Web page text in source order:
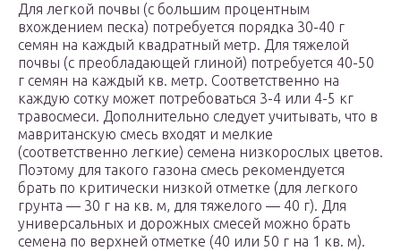
Для легкой почвы (с большим процентным
вхождением песка) потребуется порядка 30-40 г
семян на каждый квадратный метр. Для тяжелой
почвы (с преобладающей глиной) потребуется 40-50
г семян на каждый кв. метр. Соответственно на
каждую сотку может потребоваться 3-4 или 4-5 кг
травосмеси. Дополнительно следует учитывать, что в
мавританскую смесь входят и мелкие
(соответственно легкие) семена низкорослых цветов.
Поэтому для такого газона смесь рекомендуется
брать по критически низкой отметке (для легкого
грунта — 30 г на кв. м, для тяжелого — 40 г). Для
универсальных и дорожных смесей можно брать
семена по верхней отметке (40 или 50 г на 1 кв. м).